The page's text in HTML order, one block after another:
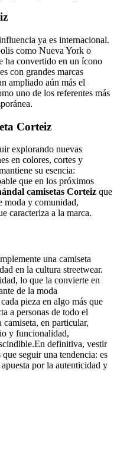
ya es internacional.
como Nueva York o
ha convertido en un ícono
con grandes marcas
ampliado aún más el
uno de los referentes más
Corteiz
explorando nuevas
en colores, cortes y
su esencia:
que en los próximos
camisetas Corteiz que
moda y comunidad,
caracteriza a la marca.
una camiseta
en la cultura streetwear.
lo que la convierte en
de la moda
pieza en algo más que
a personas de todo el
en particular,
y funcionalidad,
definitiva, vestir
que seguir una tendencia: es
por la autenticidad y